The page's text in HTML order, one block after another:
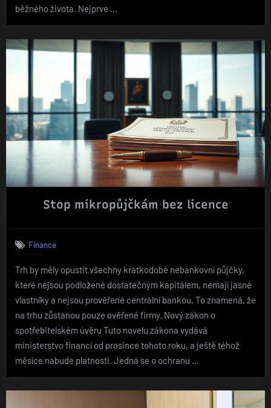
běžného života. Nejprve …
Stop mikropůjčkám bez licence
Finance
Trh by měly opustit všechny krátkodobé nebankovní půjčky,
které nejsou podložené dostatečným kapitálem, nemají jasné
vlastníky a nejsou prověřené centrální bankou. To znamená, že
na trhu zůstanou pouze ověřené firmy. Nový zákon o
spotřebitelském úvěru Tuto novelu zákona vydává
ministerstvo financí od prosince tohoto roku, a ještě téhož
měsíce nabude platnosti. Jedná se o ochranu …